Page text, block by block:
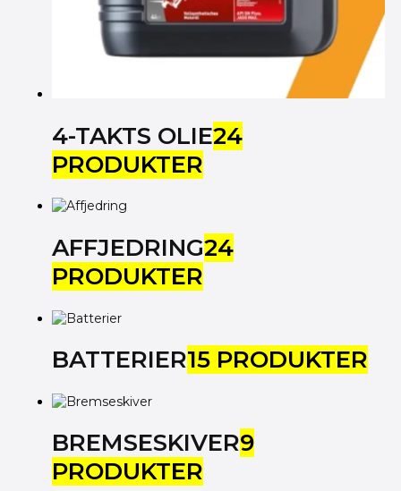
4-TAKTS OLIE24
PRODUKTER
AFFJEDRING24
PRODUKTER
BATTERIER15 PRODUKTER
BREMSESKIVER9
PRODUKTER